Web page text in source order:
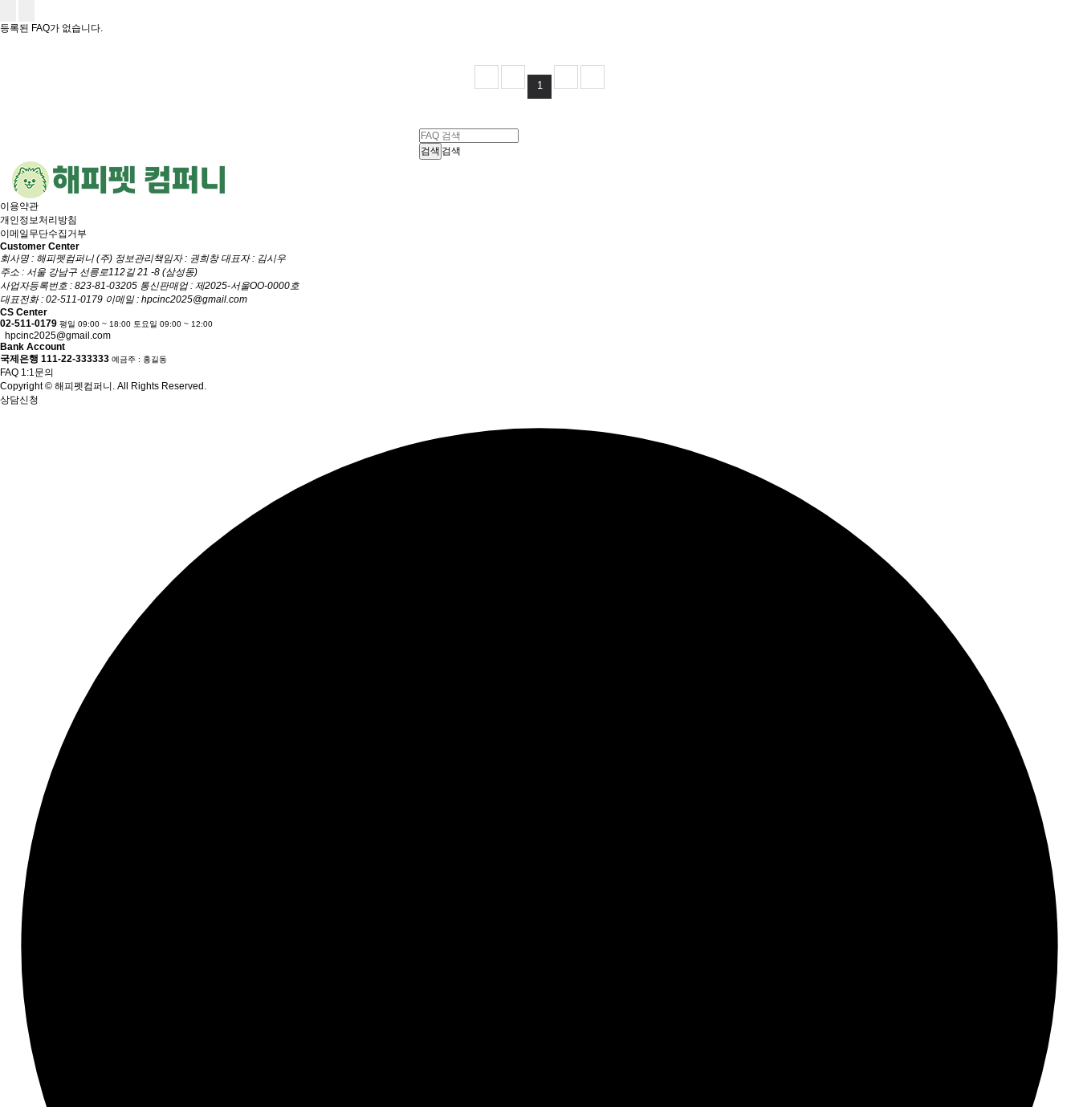
등록된 FAQ가 없습니다.
1
검색
이용약관
개인정보처리방침
이메일무단수집거부
Customer Center
회사명 : 해피펫컴퍼니 (주) 정보관리책임자 : 권희창 대표자 : 김시우
주소 : 서울 강남구 선릉로112길 21 -8 (삼성동)
사업자등록번호 : 823-81-03205 통신판매업 : 제2025-서울OO-0000호
대표전화 : 02-511-0179 이메일 : hpcinc2025@gmail.com
CS Center
02-511-0179 평일 09:00 ~ 18:00 토요일 09:00 ~ 12:00
hpcinc2025@gmail.com
Bank Account
국제은행 111-22-333333 예금주 : 홍길동
FAQ 1:1문의
Copyright © 해피펫컴퍼니. All Rights Reserved.
상담신청